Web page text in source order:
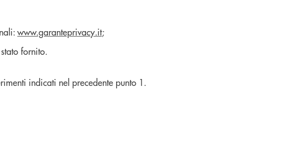
www.garanteprivacy.it;
fornito.
indicati nel precedente punto 1.